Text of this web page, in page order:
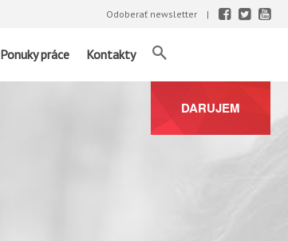
Odoberať newsletter
Ponuky práce Kontakty
DARUJEM